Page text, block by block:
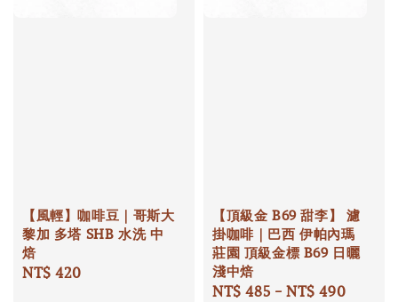
【風輕】咖啡豆｜哥斯大
黎加 多塔 SHB 水洗 中
焙
Regular
NT$ 420
【頂級金 B69 甜李】 濾
掛咖啡｜巴西 伊帕內瑪
莊園 頂級金標 B69 日曬
淺中焙
Regular
NT$ 485 -NT$ 490